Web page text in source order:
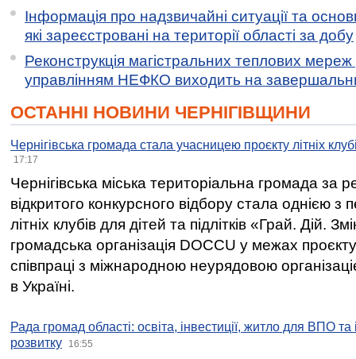
Інформація про надзвичайні ситуації та
які зареєстровані на території області за добу
Реконструкція магістральних теплових мереж
управлінням НЕФКО виходить на
ОСТАННІ НОВИНИ ЧЕРНІГІВЩИНИ
Чернігівська громада стала учасницею проєкту літніх
17:17
Чернігівська міська територіальна громада за
відкритого конкурсного відбору стала однією
літніх клубів для дітей та підлітків «Грай. Дій.
громадська організація DOCCU у межах
співпраці з міжнародною неурядовою
в Україні.
Рада громад області: освіта, інвестиції, житло для ВПО
розвитку
16:55